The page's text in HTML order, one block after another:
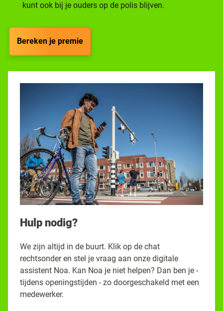
kunt ook bij je ouders op de polis blijven.
Bereken je premie
Hulp nodig?
We zijn altijd in de buurt. Klik op de chat
rechtsonder en stel je vraag aan onze digitale
assistent Noa. Kan Noa je niet helpen? Dan ben je -
tijdens openingstijden - zo doorgeschakeld met een
medewerker.